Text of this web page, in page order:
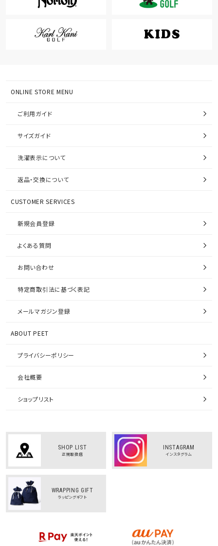
ONLINE STORE MENU
ご利用ガイド
サイズガイド
洗濯表示について
返品・交換について
CUSTOMER SERVICES
新規会員登録
よくある質問
お問い合わせ
特定商取引法に基づく表記
メールマガジン登録
ABOUT PEET
プライバシーポリシー
会社概要
ショップリスト
SHOP LIST
正規取扱店
INSTAGRAM
インスタグラム
WRAPPING GIFT
ラッピングギフト